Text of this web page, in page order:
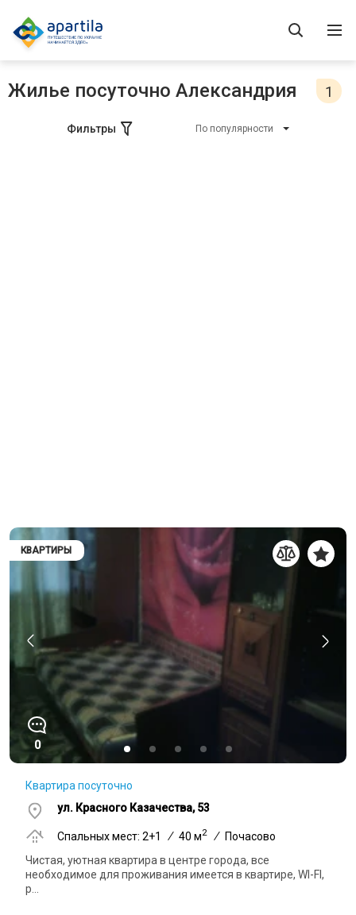
Жилье посуточно Александрия 1
Фильтры По популярности
КВАРТИРЫ
0
Квартира посуточно
ул. Красного Казачества, 53
Спальных мест: 2+1 / 40 м2 / Почасово
Чистая, уютная квартира в центре города, все
необходимое для проживания имеется в квартире, WI-FI,
р...